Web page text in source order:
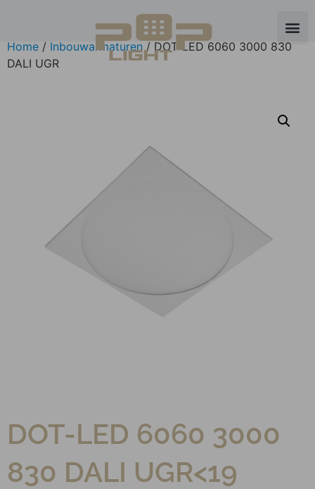
Home / Inbouwarmaturen / DOT-LED 6060 3000 830
DALI UGR
DOT-LED 6060 3000
830 DALI UGR<19